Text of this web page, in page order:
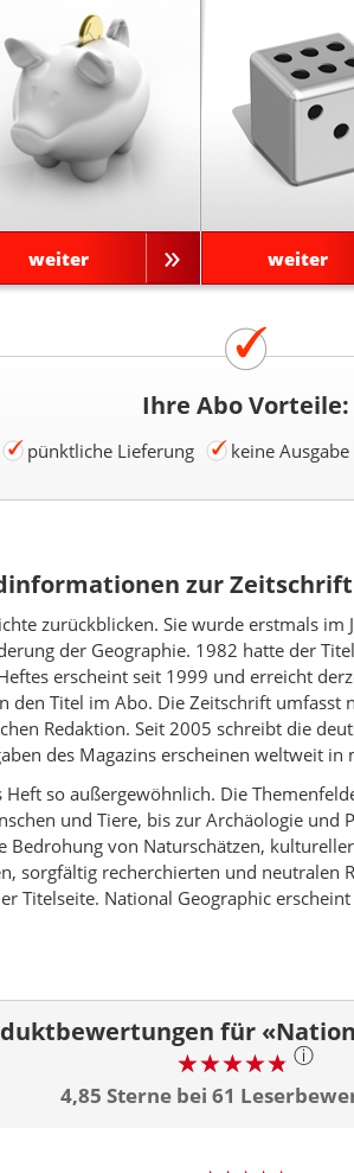
weiter weiter
Ihre Abo Vorteile:
pünktliche Lieferung keine
zur
zurückblicken. Sie wurde erstmals
der Geographie. 1982 hatte der
erscheint seit 1999 und erreicht
den Titel im Abo. Die Zeitschrift umfasst
Redaktion. Seit 2005 schreibt die
des Magazins erscheinen weltweit in
Heft so außergewöhnlich. Die
und Tiere, bis zur Archäologie und
Bedrohung von Naturschätzen,
sorgfältig recherchierten und neutralen
Titelseite. National Geographic
für
ⓘ
4,85 Sterne bei 61